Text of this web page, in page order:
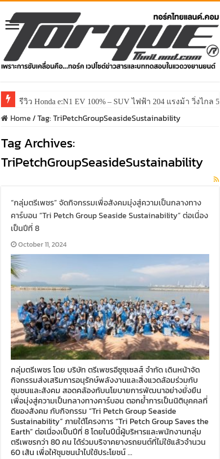
รีวิว Honda e:N1 EV 100% – SUV ไฟฟ้า 204 แรงม้า วิ่งไกล
Home/Tag:TriPetchGroupSeasideSustainability
Tag Archives:
TriPetchGroupSeasideSustainability
“กลุ่มตรีเพชร” จัดกิจกรรมเพื่อสังคมมุ่งสู่ความเป็นกลางทาง
คาร์บอน “Tri Petch Group Seaside Sustainability” ต่อเนื่อง
เป็นปีที่ 8
October 11, 2024
กลุ่มตรีเพชร โดย บริษัท ตรีเพชรอีซูซุเซลส์ จำกัด เดินหน้าจัด
กิจกรรมส่งเสริมการอนุรักษ์พลังงานและสิ่งแวดล้อมร่วมกับ
ชุมชนและสังคม สอดคล้องกับนโยบายการพัฒนาอย่างยั่งยืน
เพื่อมุ่งสู่ความเป็นกลางทางคาร์บอน ตอกย้ำการเป็นนิติบุคคลที่
ดีของสังคม กับกิจกรรม “Tri Petch Group Seaside
Sustainability” ภายใต้โครงการ “Tri Petch Group Saves the
Earth” ต่อเนื่องเป็นปีที่ 8 โดยในปีนี้ผู้บริหารและพนักงานกลุ่ม
ตรีเพชรกว่า 80 คน ได้ร่วมบริจาคยางรถยนต์ที่ไม่ใช้แล้วจำนวน
60 เส้น เพื่อให้ชุมชนนำไปใช้ประโยชน์ …